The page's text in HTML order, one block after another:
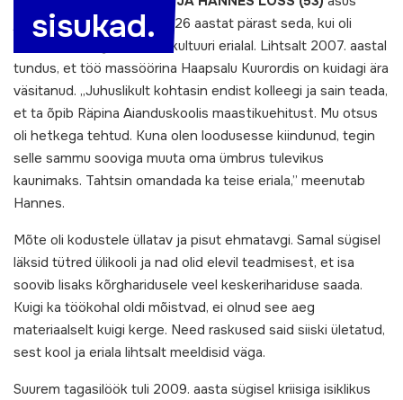
sisukad.
juhuse läbi uuesti õppima 26 aastat pärast seda, kui oli
lõpetanud kõrgkooli kehakultuuri erialal. Lihtsalt 2007. aastal
tundus, et töö massöörina Haapsalu Kuurordis on kuidagi ära
väsitanud. „Juhuslikult kohtasin endist kolleegi ja sain teada,
et ta õpib Räpina Aianduskoolis maastikuehitust. Mu otsus
oli hetkega tehtud. Kuna olen loodusesse kiindunud, tegin
selle sammu sooviga muuta oma ümbrus tulevikus
kaunimaks. Tahtsin omandada ka teise eriala,” meenutab
Hannes.
Mõte oli kodustele üllatav ja pisut ehmatavgi. Samal sügisel
läksid tütred ülikooli ja nad olid elevil teadmisest, et isa
soovib lisaks kõrgharidusele veel keskerihariduse saada.
Kuigi ka töökohal oldi mõistvad, ei olnud see aeg
materiaalselt kuigi kerge. Need raskused said siiski ületatud,
sest kool ja eriala lihtsalt meeldisid väga.
Suurem tagasilöök tuli 2009. aasta sügisel kriisiga isiklikus